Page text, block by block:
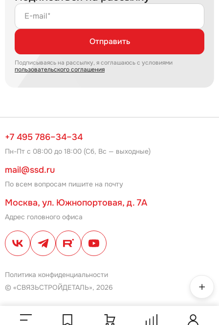
E-mail*
Отправить
Подписываясь на рассылку, я соглашаюсь с условиями
пользовательского соглашения
+7 495 786–34–34
Пн-Пт с 08:00 до 18:00 (Сб, Вс — выходные)
mail@ssd.ru
По всем вопросам пишите на почту
Москва, ул. Южнопортовая, д. 7А
Адрес головного офиса
Политика конфиденциальности
© «СВЯЗЬСТРОЙДЕТАЛЬ», 2026